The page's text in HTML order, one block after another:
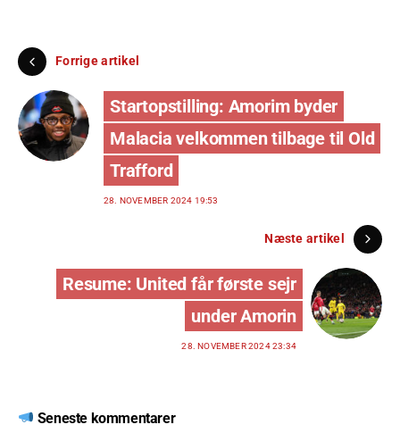
Forrige artikel
Startopstilling: Amorim byder
Malacia velkommen tilbage til Old
Trafford
28. NOVEMBER 2024 19:53
Næste artikel
Resume: United får første sejr
under Amorin
28. NOVEMBER 2024 23:34
Seneste kommentarer